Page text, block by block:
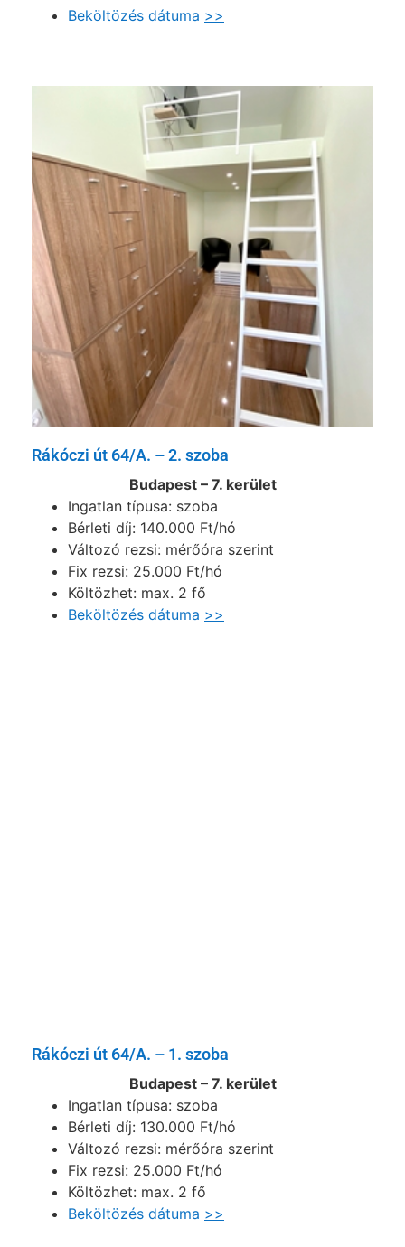
Beköltözés dátuma >>
Rákóczi út 64/A. – 2. szoba
Budapest – 7. kerület
Ingatlan típusa: szoba
Bérleti díj: 140.000 Ft/hó
Változó rezsi: mérőóra szerint
Fix rezsi: 25.000 Ft/hó
Költözhet: max. 2 fő
Beköltözés dátuma >>
Rákóczi út 64/A. – 1. szoba
Budapest – 7. kerület
Ingatlan típusa: szoba
Bérleti díj: 130.000 Ft/hó
Változó rezsi: mérőóra szerint
Fix rezsi: 25.000 Ft/hó
Költözhet: max. 2 fő
Beköltözés dátuma >>